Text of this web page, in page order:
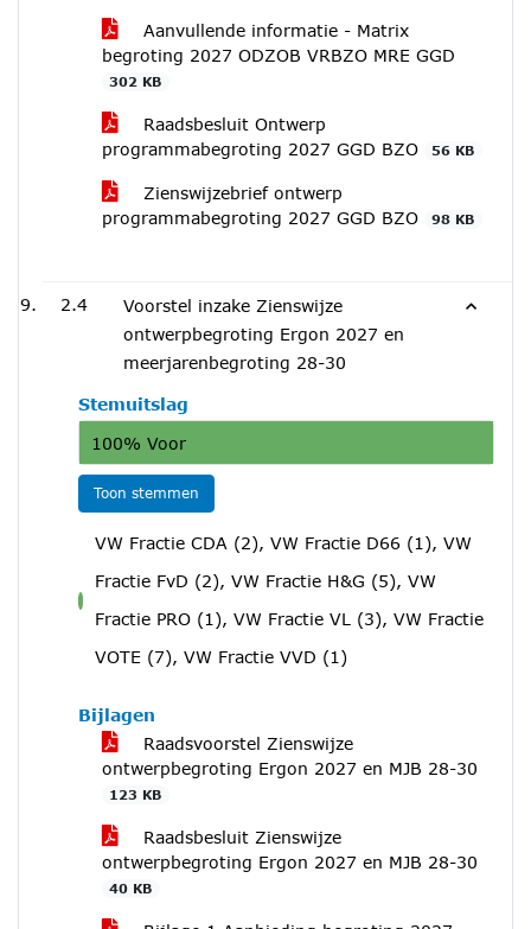
Aanvullende informatie - Matrix
begroting 2027 ODZOB VRBZO MRE GGD
302 KB
Raadsbesluit Ontwerp
programmabegroting 2027 GGD BZO
56 KB
Zienswijzebrief ontwerp
programmabegroting 2027 GGD BZO
98 KB
2.4
Voorstel inzake Zienswijze
ontwerpbegroting Ergon 2027 en
meerjarenbegroting 28-30
Stemuitslag
100% Voor
Toon stemmen
voor
VW Fractie CDA (2), VW Fractie D66 (1), VW
Fractie FvD (2), VW Fractie H&G (5), VW
Fractie PRO (1), VW Fractie VL (3), VW Fractie
VOTE (7), VW Fractie VVD (1)
Bijlagen
Raadsvoorstel Zienswijze
ontwerpbegroting Ergon 2027 en MJB 28-30
123 KB
Raadsbesluit Zienswijze
ontwerpbegroting Ergon 2027 en MJB 28-30
40 KB